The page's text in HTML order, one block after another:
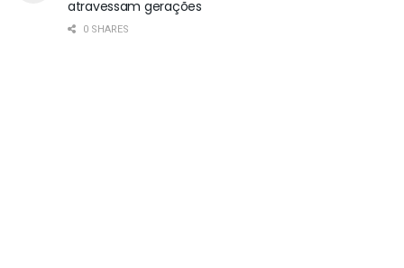
atravessam gerações
0 SHARES